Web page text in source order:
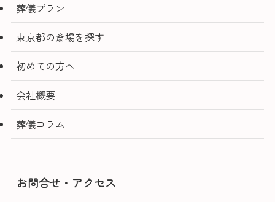
葬儀プラン
東京都の斎場を探す
初めての方へ
会社概要
葬儀コラム
お問合せ・アクセス